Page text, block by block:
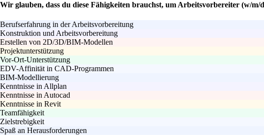
Wir glauben, dass du diese Fähigkeiten brauchst, um Arbeitsvorbereiter (w/
Berufserfahrung in der Arbeitsvorbereitung
Konstruktion und Arbeitsvorbereitung
Erstellen von 2D/3D/BIM-Modellen
Projektunterstützung
Vor-Ort-Unterstützung
EDV-Affinität in CAD-Programmen
BIM-Modellierung
Kenntnisse in Allplan
Kenntnisse in Autocad
Kenntnisse in Revit
Teamfähigkeit
Zielstrebigkeit
Spaß an Herausforderungen